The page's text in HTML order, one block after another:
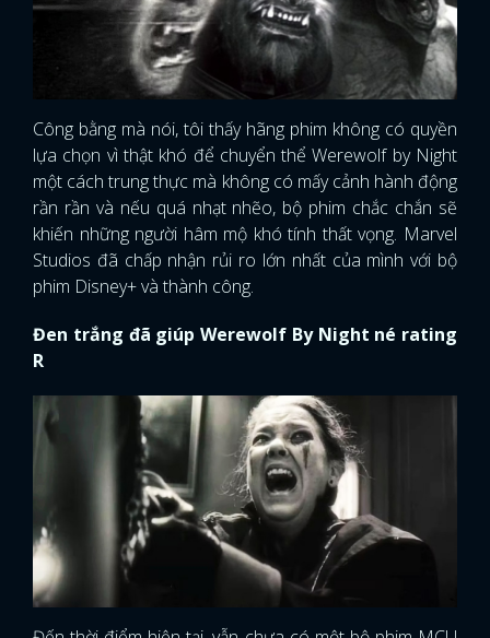
Công bằng mà nói, tôi thấy hãng phim không có quyền
lựa chọn vì thật khó để chuyển thể Werewolf by Night
một cách trung thực mà không có mấy cảnh hành động
rần rần và nếu quá nhạt nhẽo, bộ phim chắc chắn sẽ
khiến những người hâm mộ khó tính thất vọng. Marvel
Studios đã chấp nhận rủi ro lớn nhất của mình với bộ
phim Disney+ và thành công.
Đen trắng đã giúp Werewolf By Night né rating
R